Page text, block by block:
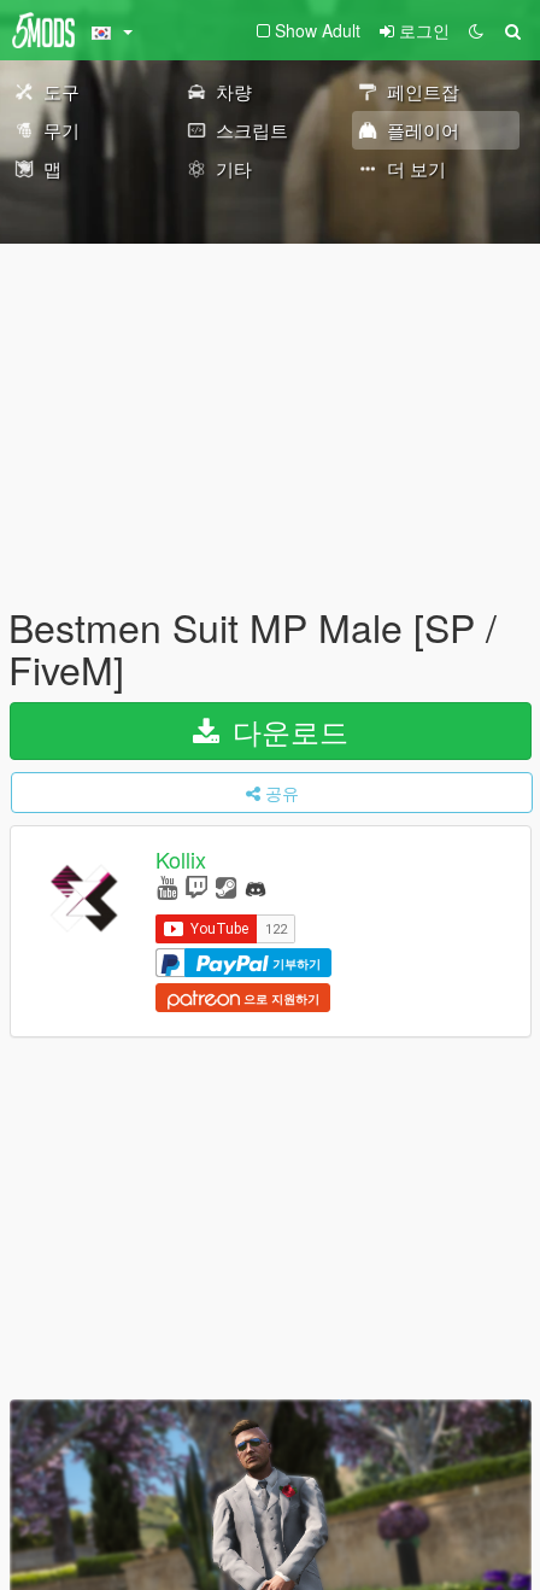
Show Adult 로그인
도구 차량
페인트잡
무기
스크립트
플레이어
맵
기타 더 보기
Bestmen Suit MP Male [SP /
FiveM]
다운로드
공유
Kollix
기부하기
으로 지원하기